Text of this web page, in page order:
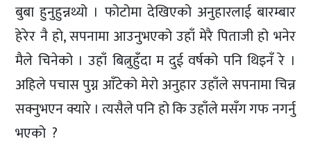
बुबा हुनुहुन्नथ्यो । फोटोमा देखिएको अनुहारलाई बारम्बार
हेरेर नै हो, सपनामा आउनुभएको उहाँ मेरै पिताजी हो भनेर
मैले चिनेको । उहाँ बित्नुहुँदा म दुई वर्षको पनि थिइनँ रे ।
अहिले पचास पुग्न आँटेको मेरो अनुहार उहाँले सपनामा चिन्न
सक्नुभएन क्यारे । त्यसैले पनि हो कि उहाँले मसँग गफ नगर्नु
भएको ?